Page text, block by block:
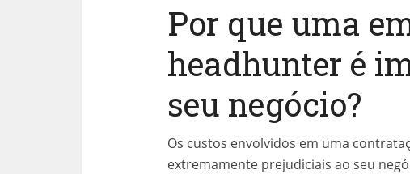
Por que uma
headhunter é
seu negócio?
Os custos envolvidos em uma
extremamente prejudiciais ao seu